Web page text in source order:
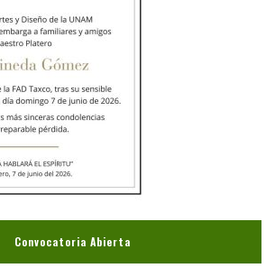
Convocatoria Abierta